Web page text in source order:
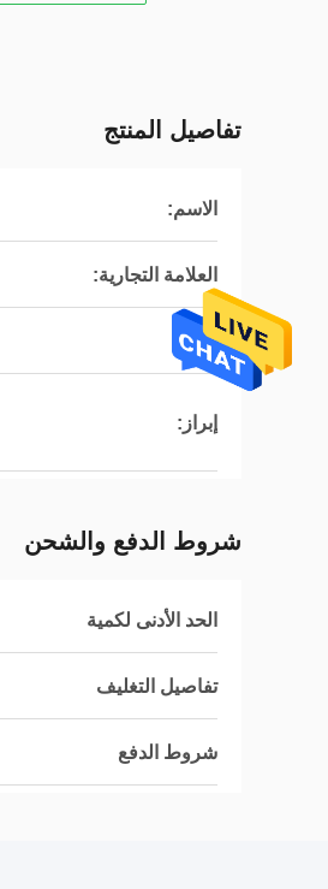
تفاصيل المنتج
الاسم:
العلامة التجارية:
اللون:
إبراز:
شروط الدفع والشحن
الحد الأدنى لكمية
تفاصيل التغليف
شروط الدفع